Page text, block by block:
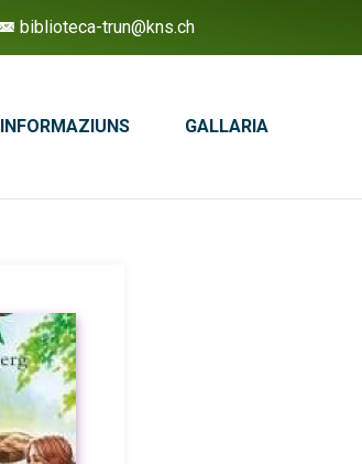
biblioteca-trun@kns.ch
INFORMAZIUNS GALLARIA